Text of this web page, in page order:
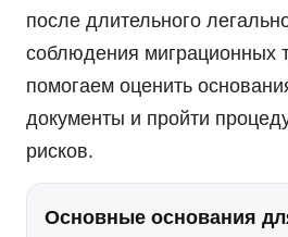
после длительного
соблюдения миграционных
помогаем оценить
документы и пройти
рисков.
Основные основания